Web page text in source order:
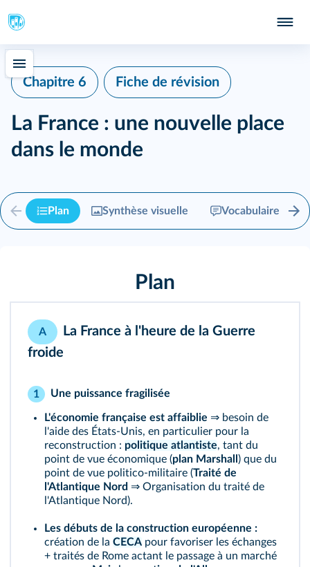
Chapitre 6 Fiche de révision
La France : une nouvelle place
dans le monde
Plan Synthèse visuelle Vocabulaire
Plan
A
La France à l'heure de la Guerre
froide
1 Une puissance fragilisée
L'économie française est affaiblie ⇒ besoin de
l'aide des États-Unis, en particulier pour la
reconstruction : politique atlantiste, tant du
point de vue économique (plan Marshall ) que du
point de vue politico-militaire (Traité de
l'Atlantique Nord ⇒ Organisation du traité de
l'Atlantique Nord).
Les débuts de la construction européenne :
création de la CECA pour favoriser les échanges
+ traités de Rome actant le passage à un marché